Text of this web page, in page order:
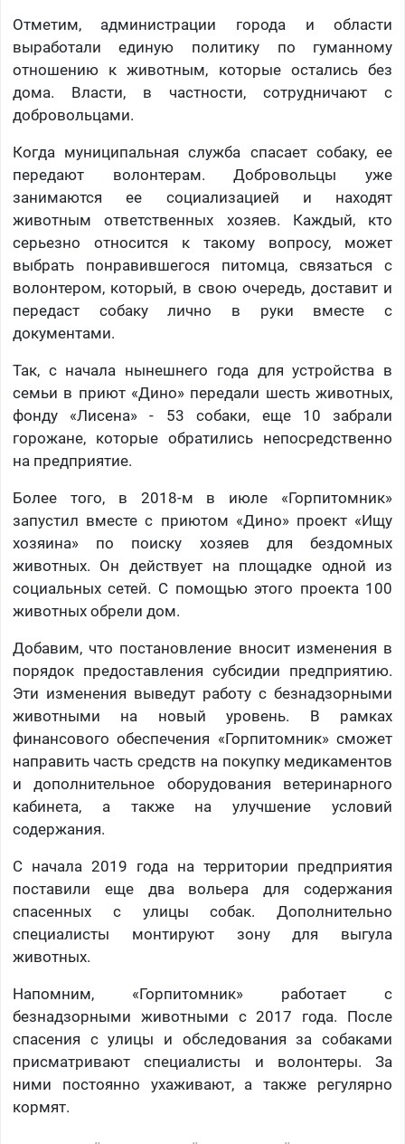
Отметим, администрации города и области
выработали единую политику по гуманному
отношению к животным, которые остались без
дома. Власти, в частности, сотрудничают с
добровольцами.
Когда муниципальная служба спасает собаку, ее
передают волонтерам. Добровольцы уже
занимаются ее социализацией и находят
животным ответственных хозяев. Каждый, кто
серьезно относится к такому вопросу, может
выбрать понравившегося питомца, связаться с
волонтером, который, в свою очередь, доставит и
передаст собаку лично в руки вместе с
документами.
Так, с начала нынешнего года для устройства в
семьи в приют «Дино» передали шесть животных,
фонду «Лисена» - 53 собаки, еще 10 забрали
горожане, которые обратились непосредственно
на предприятие.
Более того, в 2018-м в июле «Горпитомник»
запустил вместе с приютом «Дино» проект «Ищу
хозяина» по поиску хозяев для бездомных
животных. Он действует на площадке одной из
социальных сетей. С помощью этого проекта 100
животных обрели дом.
Добавим, что постановление вносит изменения в
порядок предоставления субсидии предприятию.
Эти изменения выведут работу с безнадзорными
животными на новый уровень. В рамках
финансового обеспечения «Горпитомник» сможет
направить часть средств на покупку медикаментов
и дополнительное оборудования ветеринарного
кабинета, а также на улучшение условий
содержания.
С начала 2019 года на территории предприятия
поставили еще два вольера для содержания
спасенных с улицы собак. Дополнительно
специалисты монтируют зону для выгула
животных.
Напомним, «Горпитомник» работает с
безнадзорными животными с 2017 года. После
спасения с улицы и обследования за собаками
присматривают специалисты и волонтеры. За
ними постоянно ухаживают, а также регулярно
кормят.